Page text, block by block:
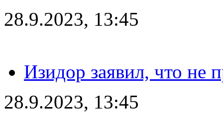
28.9.2023, 13:45
Изидор заявил, что не
28.9.2023, 13:45